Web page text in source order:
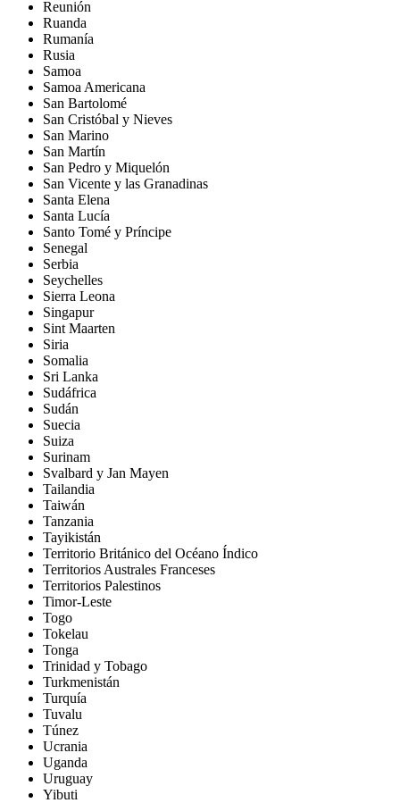
Reunión
Ruanda
Rumanía
Rusia
Samoa
Samoa Americana
San Bartolomé
San Cristóbal y Nieves
San Marino
San Martín
San Pedro y Miquelón
San Vicente y las Granadinas
Santa Elena
Santa Lucía
Santo Tomé y Príncipe
Senegal
Serbia
Seychelles
Sierra Leona
Singapur
Sint Maarten
Siria
Somalia
Sri Lanka
Sudáfrica
Sudán
Suecia
Suiza
Surinam
Svalbard y Jan Mayen
Tailandia
Taiwán
Tanzania
Tayikistán
Territorio Británico del Océano Índico
Territorios Australes Franceses
Territorios Palestinos
Timor-Leste
Togo
Tokelau
Tonga
Trinidad y Tobago
Turkmenistán
Turquía
Tuvalu
Túnez
Ucrania
Uganda
Uruguay
Yibuti